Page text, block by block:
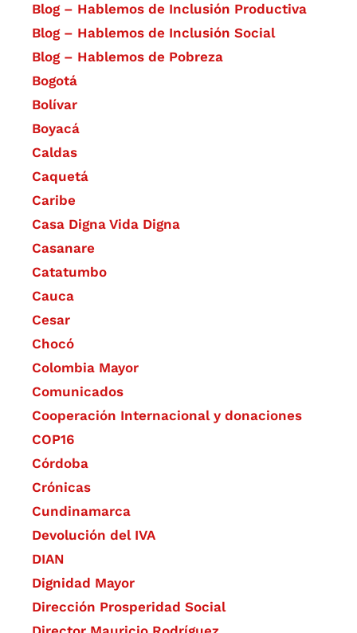
Blog – Hablemos de Inclusión Productiva
Blog – Hablemos de Inclusión Social
Blog – Hablemos de Pobreza
Bogotá
Bolívar
Boyacá
Caldas
Caquetá
Caribe
Casa Digna Vida Digna
Casanare
Catatumbo
Cauca
Cesar
Chocó
Colombia Mayor
Comunicados
Cooperación Internacional y donaciones
COP16
Córdoba
Crónicas
Cundinamarca
Devolución del IVA
DIAN
Dignidad Mayor
Dirección Prosperidad Social